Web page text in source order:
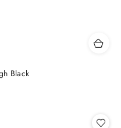
Black